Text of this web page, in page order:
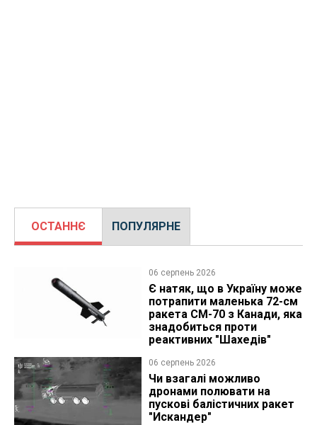
ОСТАННЄ ПОПУЛЯРНЕ
06 серпень 2026
Є натяк, що в Україну може
потрапити маленька 72-см
ракета CM-70 з Канади, яка
знадобиться проти
реактивних "Шахедів"
06 серпень 2026
Чи взагалі можливо
дронами полювати на
пускові балістичних ракет
"Искандер"